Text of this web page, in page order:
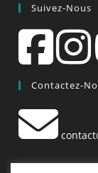
Suivez-Nous
Contactez-